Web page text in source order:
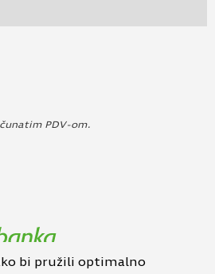
PDV-om.
bi pružili optimalno